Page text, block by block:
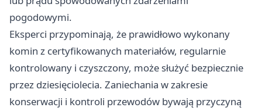
pogodowymi.
Eksperci przypominają, że prawidłowo wykonany
komin z certyfikowanych materiałów, regularnie
kontrolowany i czyszczony, może służyć bezpiecznie
przez dziesięciolecia. Zaniechania w zakresie
konserwacji i kontroli przewodów bywają przyczyną